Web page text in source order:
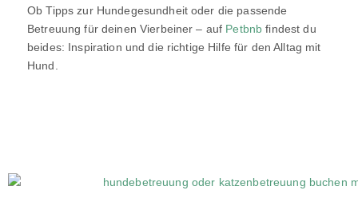
Ob Tipps zur Hundegesundheit oder die passende
Betreuung für deinen Vierbeiner – auf Petbnb findest du
beides: Inspiration und die richtige Hilfe für den Alltag mit
Hund.